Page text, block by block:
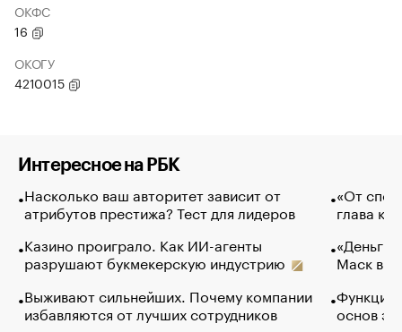
ОКФС
16
ОКОГУ
4210015
Интересное на РБК
Насколько ваш авторитет зависит от
атрибутов престижа? Тест для лидеров
Казино проиграло. Как ИИ-агенты
разрушают букмекерскую индустрию
Выживают сильнейших. Почему компании
избавляются от лучших сотрудников
«От
глава
«Деньги
Маск в
Функции
основ